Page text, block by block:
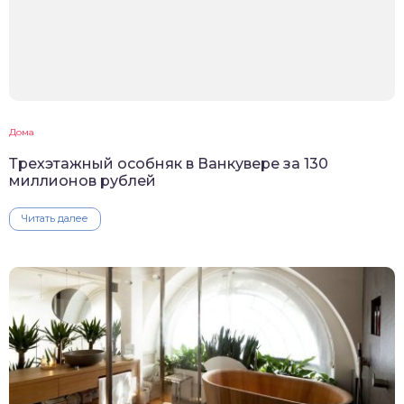
Дома
Трехэтажный особняк в Ванкувере за 130
миллионов рублей
Читать далее